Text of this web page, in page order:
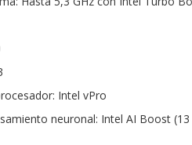
Intel vPro
neuronal: Intel AI Boost (13